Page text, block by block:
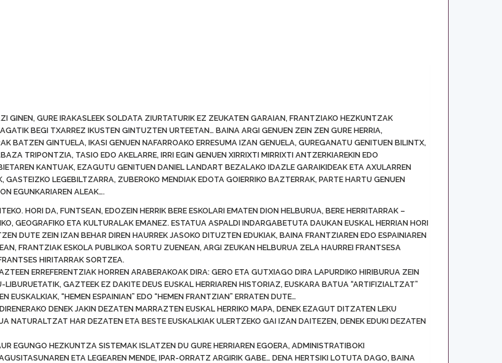
GINEN, GURE IRAKASLEEK SOLDATA ZIURTATURIK EZ ZEUKATEN GARAIAN, FRANTZIAKO HEZKUNTZAK
BEGI TXARREZ IKUSTEN GINTUZTEN URTEETAN… BAINA ARGI GENUEN ZEIN ZEN GURE HERRIA,
BATZEN GINTUELA, IKASI GENUEN NAFARROAKO ERRESUMA IZAN GENUELA, GUREGANATU GENITUEN BILINTX,
TRIPONTZIA, TASIO EDO AKELARRE, IRRI EGIN GENUEN XIRRIXTI MIRRIXTI ANTZERKIAREKIN EDO
KANTUAK, EZAGUTU GENITUEN DANIEL LANDART BEZALAKO IDAZLE GARAIKIDEAK ETA AXULARREN
LEGEBILTZARRA, ZUBEROKO MENDIAK EDOTA GOIERRIKO BAZTERRAK, PARTE HARTU GENUEN
EGUNKARIAREN ALEAK….
HORI DA, FUNTSEAN, EDOZEIN HERRIK BERE ESKOLARI EMATEN DION HELBURUA, BERE HERRITARRAK –
GEOGRAFIKO ETA KULTURALAK EMANEZ. ESTATUA ASPALDI INDARGABETUTA DAUKAN EUSKAL HERRIAN HORI
DUTE ZEIN IZAN BEHAR DIREN HAURREK JASOKO DITUZTEN EDUKIAK, BAINA FRANTZIAREN EDO ESPAINIAREN
FRANTZIAK ESKOLA PUBLIKOA SORTU ZUENEAN, ARGI ZEUKAN HELBURUA ZELA HAURREI FRANTSESA
HIRITARRAK SORTZEA.
ERREFERENTZIAK HORREN ARABERAKOAK DIRA: GERO ETA GUTXIAGO DIRA LAPURDIKO HIRIBURUA ZEIN
GAZTEEK EZ DAKITE DEUS EUSKAL HERRIAREN HISTORIAZ, EUSKARA BATUA “ARTIFIZIALTZAT”
“HEMEN ESPAINIAN” EDO “HEMEN FRANTZIAN” ERRATEN DUTE…
DENEK JAKIN DEZATEN MARRAZTEN EUSKAL HERRIKO MAPA, DENEK EZAGUT DITZATEN LEKU
NATURALTZAT HAR DEZATEN ETA BESTE EUSKALKIAK ULERTZEKO GAI IZAN DAITEZEN, DENEK EDUKI DEZATEN
EGUNGO HEZKUNTZA SISTEMAK ISLATZEN DU GURE HERRIAREN EGOERA, ADMINISTRATIBOKI
ETA LEGEAREN MENDE, IPAR-ORRATZ ARGIRIK GABE… DENA HERTSIKI LOTUTA DAGO, BAINA